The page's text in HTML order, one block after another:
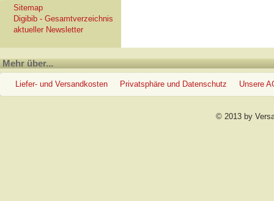
Sitemap
Digibib - Gesamtverzeichnis
aktueller Newsletter
Mehr über...
Liefer- und Versandkosten Privatsphäre und Datenschutz Unsere
© 2013 by